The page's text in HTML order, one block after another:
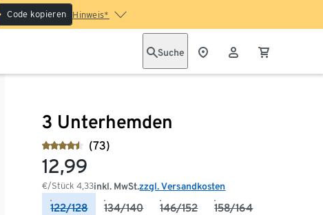
Code kopieren Hinweis*
Suche
3 Unterhemden
(73)
12,99
€/Stück4,33inkl. MwSt.zzgl. Versandkosten
122/128 134/140 146/152 158/164